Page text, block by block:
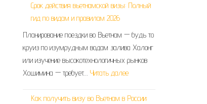
Срок действия вьетнамской визы: Полный
гид по видам и правилам 2026
Планирование поездки во Вьетнам — будь то
круиз по изумрудным водам залива Халонг
или изучение высокотехнологичных рынков
Хошимина — требует… Читать далее
Как получить визу во Вьетнам в России: